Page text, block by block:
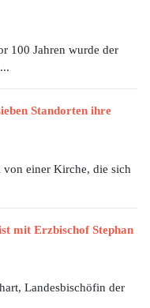
100 Jahren wurde der
Standorten ihre
einer Kirche, die sich
mit Erzbischof Stephan
Landesbischöfin der